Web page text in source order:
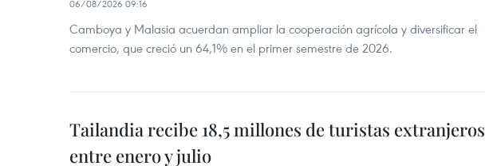
06/08/2026 09:16
Camboya y Malasia acuerdan ampliar la cooperación agrícola y diversificar el
comercio, que creció un 64,1% en el primer semestre de 2026.
Tailandia recibe 18,5 millones de turistas extranjeros
entre enero y julio